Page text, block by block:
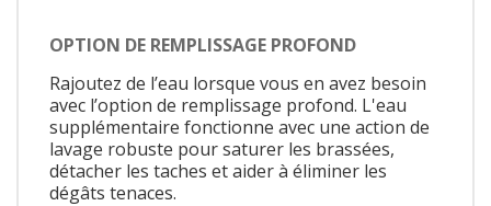
OPTION DE REMPLISSAGE PROFOND
Rajoutez de l’eau lorsque vous en avez besoin
avec l’option de remplissage profond. L'eau
supplémentaire fonctionne avec une action de
lavage robuste pour saturer les brassées,
détacher les taches et aider à éliminer les
dégâts tenaces.